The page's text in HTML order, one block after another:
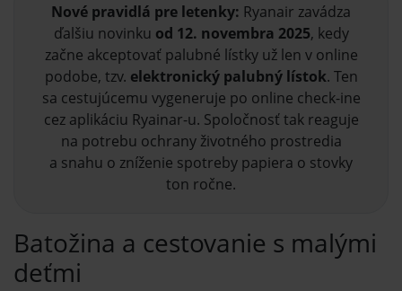
Nové pravidlá pre letenky: Ryanair zavádza
ďalšiu novinku od 12. novembra 2025, kedy
začne akceptovať palubné lístky už len v online
podobe, tzv. elektronický palubný lístok. Ten
sa cestujúcemu vygeneruje po online check-ine
cez aplikáciu Ryainar-u. Spoločnosť tak reaguje
na potrebu ochrany životného prostredia
a snahu o zníženie spotreby papiera o stovky
ton ročne.
Batožina a cestovanie s malými
deťmi